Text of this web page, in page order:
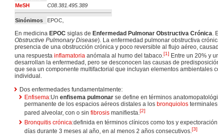
MeSH
C08.381.495.389
Sinónimos EPOC,
En medicina EPOC siglas de Enfermedad Pulmonar Obstructiva Crónica.
Obstructive Pulmonary Disease). La enfermedad pulmonar obstructiva
presencia de una obstrucción crónica y poco reversible al flujo aéreo,
una respuesta inflamatoria anómala al humo del tabaco.[1] Entre un 20% y
desarrollan la enfermedad, pero se desconocen las causas de
que sea un componente multifactorial que incluyan elementos ambientales
individual.
Dos enfermedades fundamentalmente:
Enfisema:Un enfisema pulmonar se define en términos
permanente de los espacios aéreos distales a los bronquiolos
pared alveolar, con o sin fibrosis manifiesta.[2]
Bronquitis crónica:definida en términos clínicos como tos y
días durante 3 meses al año, en al menos 2 años consecutivos.[3]